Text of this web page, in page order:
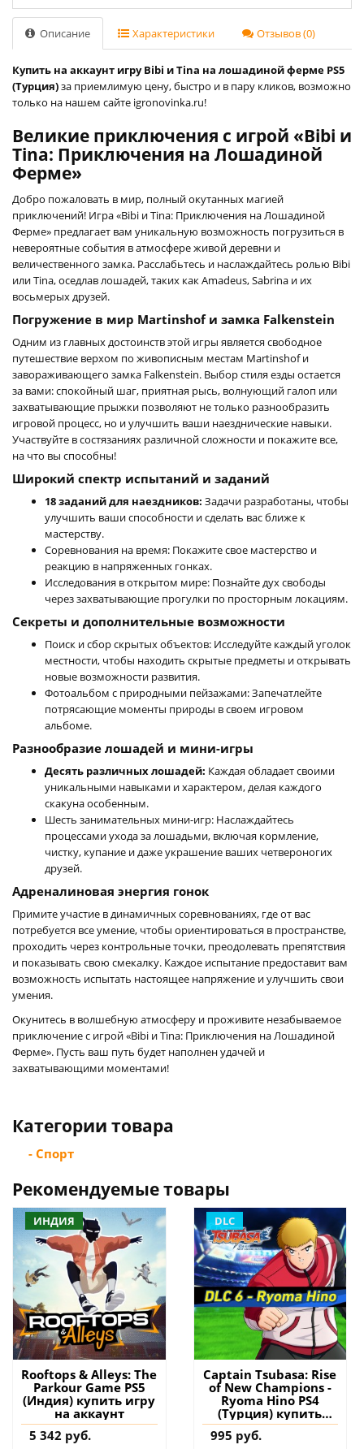
Описание Характеристики Отзывов (0)
Купить на аккаунт игру Bibi и Tina на лошадиной ферме PS5
(Турция)за приемлимую цену, быстро и в пару кликов, возможно
только на нашем сайте igronovinka.ru!
Великие приключения с игрой «Bibi и
Tina: Приключения на Лошадиной
Ферме»
Добро пожаловать в мир, полный окутанных магией
приключений! Игра «Bibi и Tina: Приключения на Лошадиной
Ферме» предлагает вам уникальную возможность погрузиться в
невероятные события в атмосфере живой деревни и
величественного замка. Расслабьтесь и наслаждайтесь ролью Bibi
или Tina, оседлав лошадей, таких как Amadeus, Sabrina и их
восьмерых друзей.
Погружение в мир Martinshof и замка Falkenstein
Одним из главных достоинств этой игры является свободное
путешествие верхом по живописным местам Martinshof и
завораживающего замка Falkenstein. Выбор стиля езды остается
за вами: спокойный шаг, приятная рысь, волнующий галоп или
захватывающие прыжки позволяют не только разнообразить
игровой процесс, но и улучшить ваши наезднические навыки.
Участвуйте в состязаниях различной сложности и покажите все,
на что вы способны!
Широкий спектр испытаний и заданий
18 заданий для наездников: Задачи разработаны, чтобы
улучшить ваши способности и сделать вас ближе к
мастерству.
Соревнования на время: Покажите свое мастерство и
реакцию в напряженных гонках.
Исследования в открытом мире: Познайте дух свободы
через захватывающие прогулки по просторным локациям.
Секреты и дополнительные возможности
Поиск и сбор скрытых объектов: Исследуйте каждый уголок
местности, чтобы находить скрытые предметы и открывать
новые возможности развития.
Фотоальбом с природными пейзажами: Запечатлейте
потрясающие моменты природы в своем игровом
альбоме.
Разнообразие лошадей и мини-игры
Десять различных лошадей: Каждая обладает своими
уникальными навыками и характером, делая каждого
скакуна особенным.
Шесть занимательных мини-игр: Наслаждайтесь
процессами ухода за лошадьми, включая кормление,
чистку, купание и даже украшение ваших четвероногих
друзей.
Адреналиновая энергия гонок
Примите участие в динамичных соревнованиях, где от вас
потребуется все умение, чтобы ориентироваться в пространстве,
проходить через контрольные точки, преодолевать препятствия
и показывать свою смекалку. Каждое испытание предоставит вам
возможность испытать настоящее напряжение и улучшить свои
умения.
Окунитесь в волшебную атмосферу и проживите незабываемое
приключение с игрой «Bibi и Tina: Приключения на Лошадиной
Ферме». Пусть ваш путь будет наполнен удачей и
захватывающими моментами!
Категории товара
- Спорт
Рекомендуемые товары
ИНДИЯ
Rooftops & Alleys: The
Parkour Game PS5
(Индия) купить игру
на аккаунт
5 342 руб.
DLC
Captain Tsubasa: Rise
of New Champions -
Ryoma Hino PS4
(Турция) купить
дополнение на
аккаунт
995 руб.